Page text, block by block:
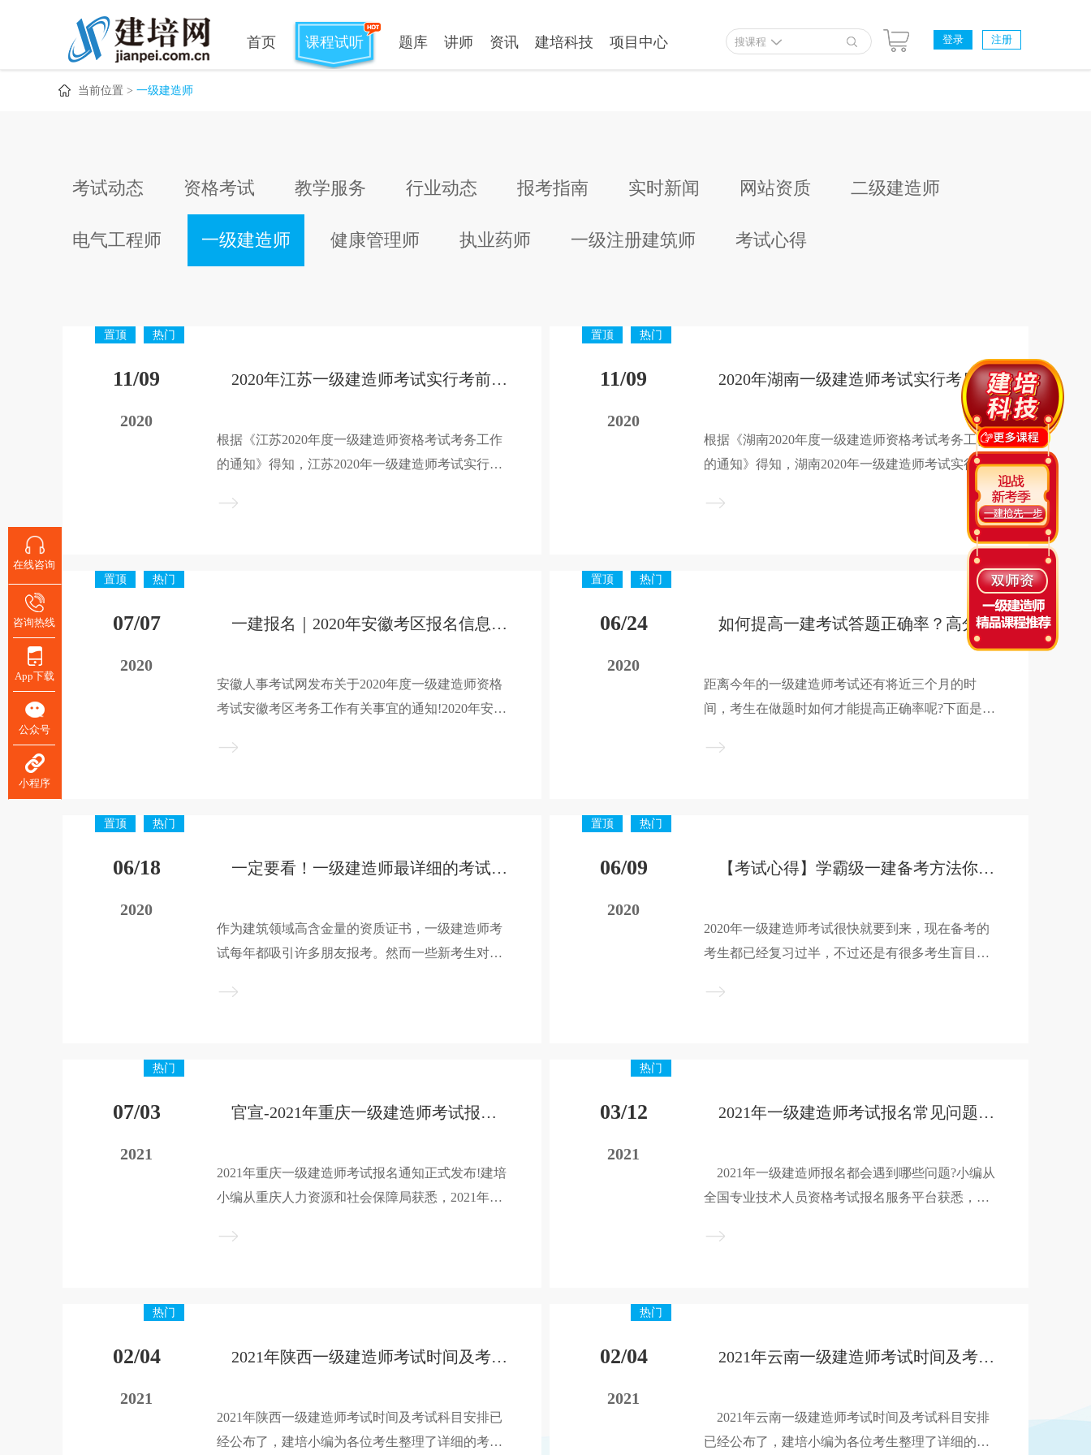
首页 课程试听 题库 讲师 资讯 建培科技 项目中心 搜课程 登录 注册
当前位置 > 一级建造师
考试动态 资格考试 教学服务 行业动态 报考指南 实时新闻 网站资质 二级建造师
电气工程师 一级建造师 健康管理师 执业药师 一级注册建筑师 考试心得
11/09
2020
2020年江苏一级建造师考试实行考前抽查、考后审查
根据《江苏2020年度一级建造师资格考试考务工作
的通知》得知，江苏2020年一级建造师考试实行考
置顶 热门
11/09
2020
2020年湖南一级建造师考试实行考后现场人工核查
根据《湖南2020年度一级建造师资格考试考务工作
的通知》得知，湖南2020年一级建造师考试实行考
置顶 热门
07/07
2020
一建报名｜2020年安徽考区报名信息核查时间及核验材料
安徽人事考试网发布关于2020年度一级建造师资格
考试安徽考区考务工作有关事宜的通知!2020年安徽
置顶 热门
06/24
2020
如何提高一建考试答题正确率？高分技巧在这里
距离今年的一级建造师考试还有将近三个月的时
间，考生在做题时如何才能提高正确率呢?下面是建
试的正确率。
置顶 热门
06/18
2020
一定要看！一级建造师最详细的考试指南
作为建筑领域高含金量的资质证书，一级建造师考
试每年都吸引许多朋友报考。然而一些新考生对于
绍一下一级建造师的考试指南。
置顶 热门
06/09
2020
【考试心得】学霸级一建备考方法你得知道！
2020年一级建造师考试很快就要到来，现在备考的
考生都已经复习过半，不过还是有很多考生盲目复
带给大家一套学霸级的备考方法供大家参考。
置顶 热门
07/03
2021
官宣-2021年重庆一级建造师考试报名通知正式公布！
2021年重庆一级建造师考试报名通知正式发布!建培
小编从重庆人力资源和社会保障局获悉，2021年重
考试安排整理如下，大家做好准备。
热门
03/12
2021
2021年一级建造师考试报名常见问题汇总
2021年一级建造师报名都会遇到哪些问题?小编从
全国专业技术人员资格考试报名服务平台获悉，
小编一级建造师频道为您整理发布。
热门
02/04
2021
2021年陕西一级建造师考试时间及考试科目安排
2021年陕西一级建造师考试时间及考试科目安排已
经公布了，建培小编为各位考生整理了详细的考试
热门
02/04
2021
2021年云南一级建造师考试时间及考试科目安排
2021年云南一级建造师考试时间及考试科目安排
已经公布了，建培小编为各位考生整理了详细的考
热门
在线咨询
咨询热线
App下载
公众号
小程序